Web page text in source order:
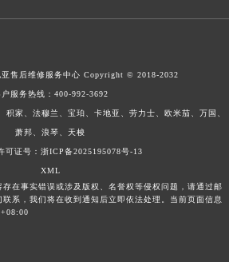
售后维修服务中心 Copyright © 2018-2032
服务热线： 400-992-3692
积家、法穆兰、宝珀、卡地亚、劳力士、欧米茄、万国、
萧邦、浪琴、天梭
可证号：浙ICP备2025195078号-13
XML
在事实错误或涉及版权、名誉权等侵权问题，请通过邮
系，我们将在收到通知后立即依法处理。当前页面信息